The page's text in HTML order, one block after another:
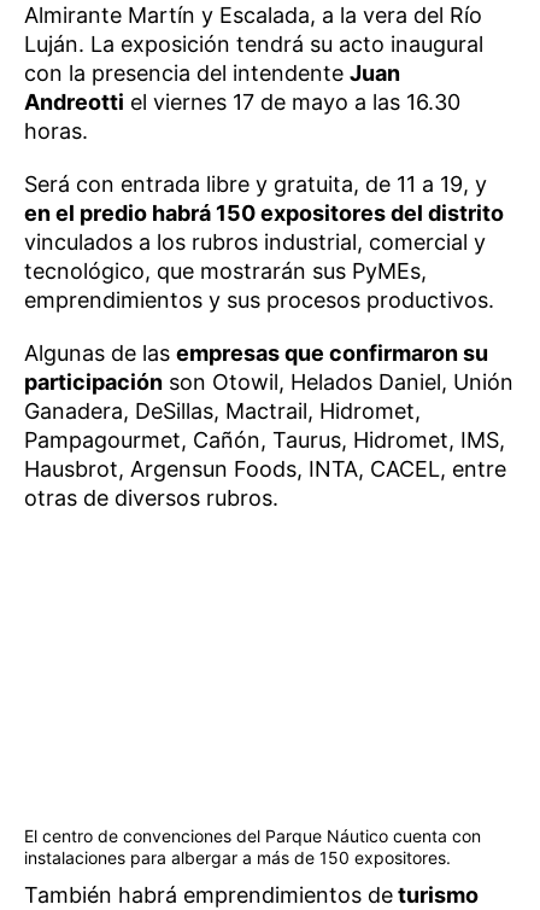
Almirante Martín y Escalada, a la vera del Río
Luján. La exposición tendrá su acto inaugural
con la presencia del intendente Juan
Andreotti el viernes 17 de mayo a las 16.30
horas.
Será con entrada libre y gratuita, de 11 a 19, y
en el predio habrá 150 expositores del distrito
vinculados a los rubros industrial, comercial y
tecnológico, que mostrarán sus PyMEs,
emprendimientos y sus procesos productivos.
Algunas de las empresas que confirmaron su
participación son Otowil, Helados Daniel, Unión
Ganadera, DeSillas, Mactrail, Hidromet,
Pampagourmet, Cañón, Taurus, Hidromet, IMS,
Hausbrot, Argensun Foods, INTA, CACEL, entre
otras de diversos rubros.
El centro de convenciones del Parque Náutico cuenta con
instalaciones para albergar a más de 150 expositores.
También habrá emprendimientos deturismo